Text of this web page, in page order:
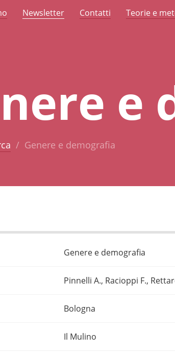
Newsletter Contatti Teorie e
e
Genere e demografia
Genere e demografia
Pinnelli A., Racioppi F.,
Bologna
Il Mulino